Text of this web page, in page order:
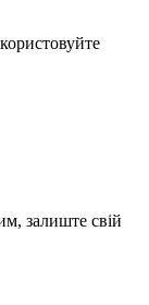
залиште свій